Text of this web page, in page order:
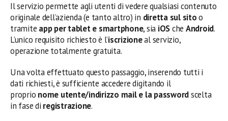
Il servizio permette agli utenti di vedere qualsiasi contenuto
originale dell’azienda (e tanto altro) in diretta sul sitoo
tramite app per tablet e smartphone, sia iOSche Android.
L’unico requisito richiesto è l’iscrizioneal servizio,
operazione totalmente gratuita.
Una volta effettuato questo passaggio, inserendo tutti i
dati richiesti, è sufficiente accedere digitando il
proprio nome utente/indirizzo mail e la passwordscelta
in fase di registrazione.